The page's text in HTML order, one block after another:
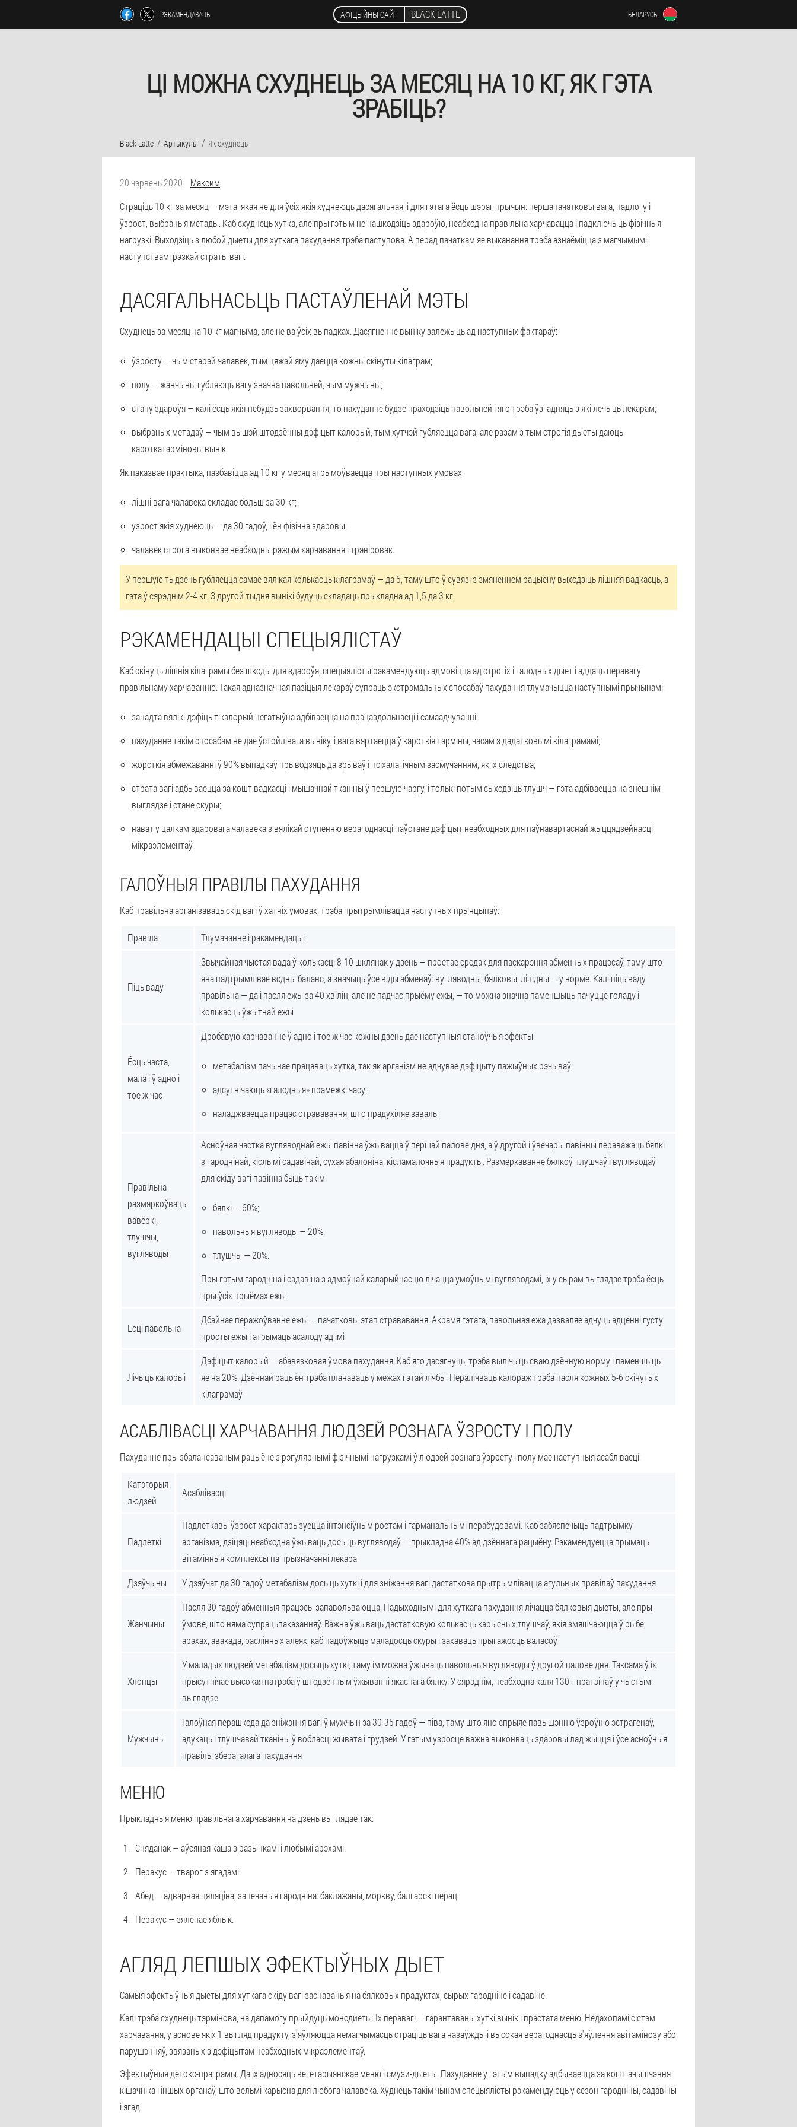
РЭКАМЕНДАВАЦЬ АФІЦЫЙНЫ САЙТ BLACK LATTE БЕЛАРУСЬ
ЦІ МОЖНА СХУДНЕЦЬ ЗА МЕСЯЦ НА 10 КГ, ЯК ГЭТА
ЗРАБІЦЬ?
Black Latte Артыкулы Як схуднець
20 чэрвень 2020
Максим
Страціць 10 кг за месяц — мэта, якая не для ўсіх якія худнеюць дасягальная, і для гэтага ёсць шэраг прычын: першапачатковы вага, падлогу і
ўзрост, выбраныя метады. Каб схуднець хутка, але пры гэтым не нашкодзіць здароўю, неабходна правільна харчавацца і падключыць фізічныя
нагрузкі. Выходзіць з любой дыеты для хуткага пахудання трэба паступова. А перад пачаткам яе выканання трэба азнаёміцца з магчымымі
наступствамі рэзкай страты вагі.
ДАСЯГАЛЬНАСЬЦЬ ПАСТАЎЛЕНАЙ МЭТЫ
Схуднець за месяц на 10 кг магчыма, але не ва ўсіх выпадках. Дасягненне выніку залежыць ад наступных фактараў:
ўзросту— чым старэй чалавек, тым цяжэй яму даецца кожны скінуты кілаграм;
полу— жанчыны губляюць вагу значна павольней, чым мужчыны;
стану здароўя— калі ёсць якія-небудзь захворвання, то пахуданне будзе праходзіць павольней і яго трэба ўзгадняць з які лечыць лекарам;
выбраных метадаў— чым вышэй штодзённы дэфіцыт калорый, тым хутчэй губляецца вага, але разам з тым строгія дыеты даюць
кароткатэрміновы вынік.
Як паказвае практыка, пазбавіцца ад 10 кг у месяц атрымоўваецца пры наступных умовах:
лішні вага чалавека складае больш за 30 кг;
узрост якія худнеюць — да 30 гадоў, і ён фізічна здаровы;
чалавек строга выконвае неабходны рэжым харчавання і трэніровак.
У першую тыдзень губляецца самае вялікая колькасць кілаграмаў — да 5, таму што ў сувязі з змяненнем рацыёну выходзіць лішняя вадкасць, а
гэта ў сярэднім 2-4 кг. З другой тыдня вынікі будуць складаць прыкладна ад 1,5 да 3 кг.
РЭКАМЕНДАЦЫІ СПЕЦЫЯЛІСТАЎ
Каб скінуць лішнія кілаграмы без шкоды для здароўя, спецыялісты рэкамендуюць адмовіцца ад строгіх і галодных дыет і аддаць перавагу
правільнаму харчаванню. Такая адназначная пазіцыя лекараў супраць экстрэмальных спосабаў пахудання тлумачыцца наступнымі прычынамі:
занадта вялікі дэфіцыт калорый негатыўна адбіваецца на працаздольнасці і самаадчуванні;
пахуданне такім спосабам не дае ўстойлівага выніку, і вага вяртаецца ў кароткія тэрміны, часам з дадатковымі кілаграмамі;
жорсткія абмежаванні ў 90% выпадкаў прыводзяць да зрываў і псіхалагічным засмучэнням, як іх следства;
страта вагі адбываецца за кошт вадкасці і мышачнай тканіны ў першую чаргу, і толькі потым сыходзіць тлушч — гэта адбіваецца на знешнім
выглядзе і стане скуры;
нават у цалкам здаровага чалавека з вялікай ступенню верагоднасці паўстане дэфіцыт неабходных для паўнавартаснай жыццядзейнасці
мікраэлементаў.
ГАЛОЎНЫЯ ПРАВІЛЫ ПАХУДАННЯ
Каб правільна арганізаваць скід вагі ў хатніх умовах, трэба прытрымлівацца наступных прынцыпаў:
Правіла Тлумачэнне і рэкамендацыі
Піць ваду
Звычайная чыстая вада ў колькасці 8-10 шклянак у дзень — простае сродак для паскарэння абменных працэсаў, таму што
яна падтрымлівае водны баланс, а значыць ўсе віды абменаў: вугляводны, бялковы, ліпідны — у норме. Калі піць ваду
правільна — да і пасля ежы за 40 хвілін, але не падчас прыёму ежы, — то можна значна паменшыць пачуццё голаду і
колькасць ўжытнай ежы
Ёсць часта,
мала і ў адно і
тое ж час
Дробавую харчаванне ў адно і тое ж час кожны дзень дае наступныя станоўчыя эфекты:
метабалізм пачынае працаваць хутка, так як арганізм не адчувае дэфіцыту пажыўных рэчываў;
адсутнічаюць «галодныя» прамежкі часу;
наладжваецца працэс стрававання, што прадухіляе завалы
Правільна
размяркоўваць
вавёркі,
тлушчы,
вугляводы
Асноўная частка вугляводнай ежы павінна ўжывацца ў першай палове дня, а ў другой і ўвечары павінны пераважаць бялкі
з гароднінай, кіслымі садавінай, сухая абалоніна, кісламалочныя прадукты. Размеркаванне бялкоў, тлушчаў і вугляводаў
для скіду вагі павінна быць такім:
бялкі — 60%;
павольныя вугляводы — 20%;
тлушчы — 20%.
Пры гэтым гародніна і садавіна з адмоўнай каларыйнасцю лічацца умоўнымі вугляводамі, іх у сырам выглядзе трэба ёсць
пры ўсіх прыёмах ежы
Есці павольна
Дбайнае перажоўванне ежы — пачатковы этап стрававання. Акрамя гэтага, павольная ежа дазваляе адчуць адценні густу
просты ежы і атрымаць асалоду ад імі
Лічыць калорыі
Дэфіцыт калорый — абавязковая ўмова пахудання. Каб яго дасягнуць, трэба вылічыць сваю дзённую норму і паменшыць
яе на 20%. Дзённай рацыён трэба планаваць у межах гэтай лічбы. Пералічваць калораж трэба пасля кожных 5-6 скінутых
кілаграмаў
АСАБЛІВАСЦІ ХАРЧАВАННЯ ЛЮДЗЕЙ РОЗНАГА ЎЗРОСТУ І ПОЛУ
Пахуданне пры збалансаваным рацыёне з рэгулярнымі фізічнымі нагрузкамі ў людзей рознага ўзросту і полу мае наступныя асаблівасці:
Катэгорыя
людзей
Асаблівасці
Падлеткі
Падлеткавы ўзрост характарызуецца інтэнсіўным ростам і гарманальнымі перабудовамі. Каб забяспечыць падтрымку
арганізма, дзіцяці неабходна ўжываць досыць вугляводаў — прыкладна 40% ад дзённага рацыёну. Рэкамендуецца прымаць
вітамінныя комплексы па прызначэнні лекара
Дзяўчыны
У дзяўчат да 30 гадоў метабалізм досыць хуткі і для зніжэння вагі дастаткова прытрымлівацца агульных правілаў пахудання
Жанчыны
Пасля 30 гадоў абменныя працэсы запавольваюцца. Падыходнымі для хуткага пахудання лічацца бялковыя дыеты, але пры
ўмове, што няма супрацьпаказанняў. Важна ўжываць дастатковую колькасць карысных тлушчаў, якія змяшчаюцца ў рыбе,
арэхах, авакада, раслінных алеях, каб падоўжыць маладосць скуры і захаваць прыгажосць валасоў
Хлопцы
У маладых людзей метабалізм досыць хуткі, таму ім можна ўжываць павольныя вугляводы ў другой палове дня. Таксама ў іх
прысутнічае высокая патрэба ў штодзённым ўжыванні якаснага бялку. У сярэднім, неабходна каля 130 г пратэінаў у чыстым
выглядзе
Мужчыны
Галоўная перашкода да зніжэння вагі ў мужчын за 30-35 гадоў — піва, таму што яно спрыяе павышэнню ўзроўню эстрагенаў,
адукацыі тлушчавай тканіны ў вобласці жывата і грудзей. У гэтым узросце важна выконваць здаровы лад жыцця і ўсе асноўныя
правілы зберагалага пахудання
МЕНЮ
Прыкладныя меню правільнага харчавання на дзень выглядае так:
Сняданак— аўсяная каша з разынкамі і любымі арэхамі.
Перакус— тварог з ягадамі.
Абед — адварная цяляціна, запечаныя гародніна: баклажаны, моркву, балгарскі перац.
Перакус— зялёнае яблык.
АГЛЯД ЛЕПШЫХ ЭФЕКТЫЎНЫХ ДЫЕТ
Самыя эфектыўныя дыеты для хуткага скіду вагі заснаваныя на бялковых прадуктах, сырых гародніне і садавіне.
Калі трэба схуднець тэрмінова, на дапамогу прыйдуць монодиеты. Іх перавагі — гарантаваны хуткі вынік і прастата меню. Недахопамі сістэм
харчавання, у аснове якіх 1 выгляд прадукту, з'яўляюцца немагчымасць страціць вага назаўжды і высокая верагоднасць з'яўлення авітамінозу або
парушэнняў, звязаных з дэфіцытам неабходных мікраэлементаў.
Эфектыўныя детокс-праграмы. Да іх адносяць вегетарыянскае меню і смузи-дыеты. Пахуданне у гэтым выпадку адбываецца за кошт ачышчэння
кішачніка і іншых органаў, што вельмі карысна для любога чалавека. Худнець такім чынам спецыялісты рэкамендуюць у сезон гародніны, садавіны
і ягад.